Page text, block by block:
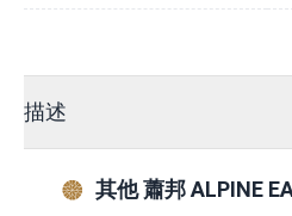
描述
其他 蕭邦 ALPINE